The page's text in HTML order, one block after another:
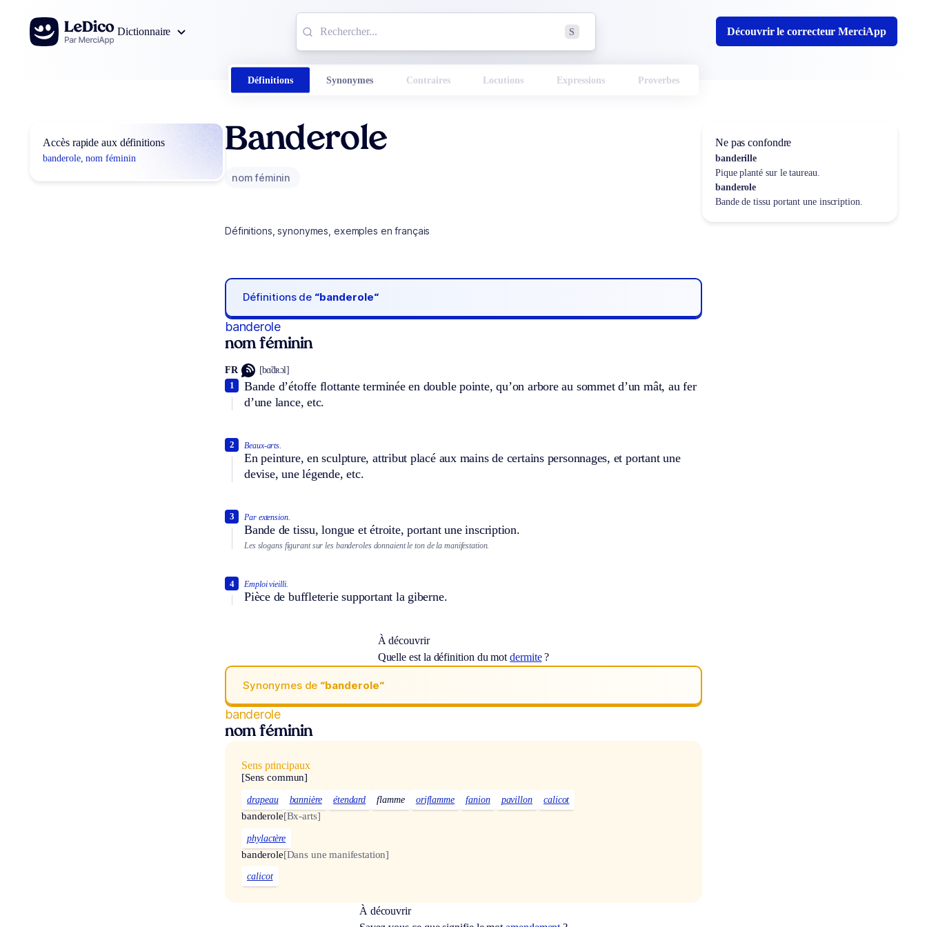
Aller au contenu
Dictionnaire
S Découvrir le correcteur MerciApp
Définitions Synonymes Contraires Locutions Expressions Proverbes
Accès rapide aux définitions
banderole, nom féminin
Banderole
nom féminin
Définitions, synonymes, exemples en français
Définitions de “banderole“
banderole
nom féminin
FR [bɑ̃dʀɔl]
Bande d’étoffe flottante terminée en double pointe, qu’on arbore au sommet d’un mât, au fer
d’une lance, etc.
1
Beaux-arts.
En peinture, en sculpture, attribut placé aux mains de certains personnages, et portant une
devise, une légende, etc.
2
Par extension.
Bande de tissu, longue et étroite, portant une inscription.
3
Les slogans figurant sur les banderoles donnaient le ton de la manifestation.
Emploi vieilli.
Pièce de buffleterie supportant la giberne.
4
À découvrir
Quelle est la définition du motdermite?
Synonymes de “banderole“
banderole
nom féminin
Sens principaux
[Sens commun]
drapeau bannière étendard flamme oriflamme fanion pavillon calicot
banderole[Bx-arts]
phylactère
banderole[Dans une manifestation]
calicot
À découvrir
Ne pas confondre
banderille
Pique planté sur le taureau.
banderole
Bande de tissu portant une inscription.